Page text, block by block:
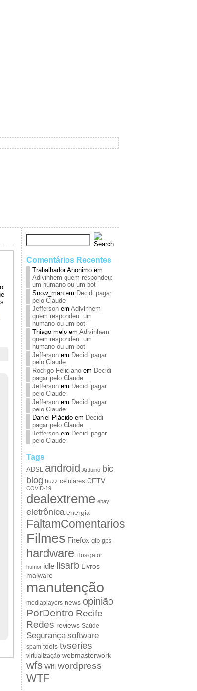
Comentários Recentes
Trabalhador Anonimo em
Adivinhem quem respondeu:
um humano ou um bot
Snow_man em Decidi pagar
pelo Claude
Jefferson em Adivinhem
quem respondeu: um
humano ou um bot
Thiago melo em Adivinhem
quem respondeu: um
humano ou um bot
Jefferson em Decidi pagar
pelo Claude
Rodrigo Feliciano em Decidi
pagar pelo Claude
Jefferson em Decidi pagar
pelo Claude
Jefferson em Decidi pagar
pelo Claude
Daniel Plácido em Decidi
pagar pelo Claude
Jefferson em Decidi pagar
pelo Claude
Tags
ADSL android Arduino bic
blog buzz celulares CFTV
COVID-19
dealextreme ebay
eletrônica energia
FaltamComentarios
Filmes Firefox glb gps
hardware Hostgator
humor idle lisarb Livros
malware
manutenção
mediaplayers news opinião
PorDentro Recife
Redes reviews Saúde
Segurança software
spam tools tvseries
virtualização webmasterwork
wfs Wifi wordpress
WTF